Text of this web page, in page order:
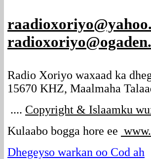
Radio Xoriyo waxaad ka
15670 KHZ, Maalmaha
.... Copyright & Islaamku
Kulaabo bogga hore ee
Dhegeyso warkan oo Cod ah